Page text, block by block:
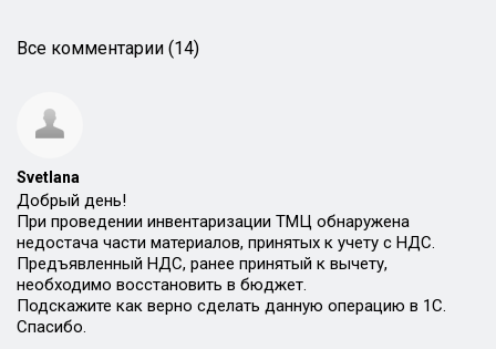
Все комментарии (14)
Svetlana
Добрый день!
При проведении инвентаризации ТМЦ обнаружена
недостача части материалов, принятых к учету с НДС.
Предъявленный НДС, ранее принятый к вычету,
необходимо восстановить в бюджет.
Подскажите как верно сделать данную операцию в 1С.
Спасибо.